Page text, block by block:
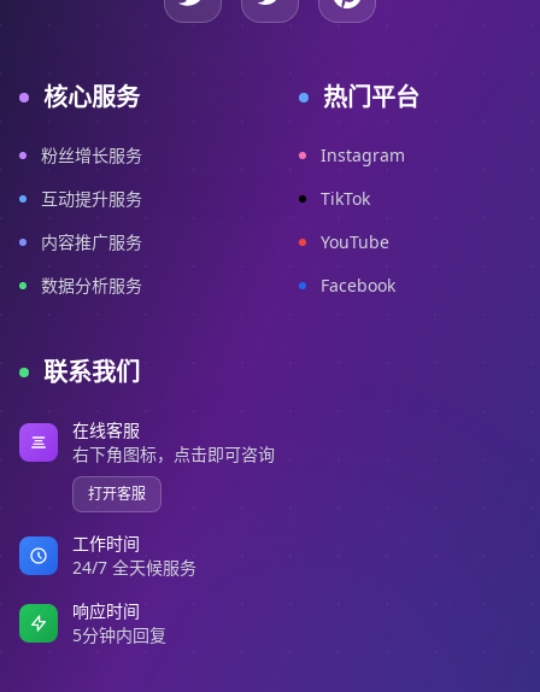
核心服务
粉丝增长服务
互动提升服务
内容推广服务
数据分析服务
热门平台
Instagram
TikTok
YouTube
Facebook
联系我们
在线客服
右下角图标，点击即可咨询
打开客服
工作时间
24/7 全天候服务
响应时间
5分钟内回复